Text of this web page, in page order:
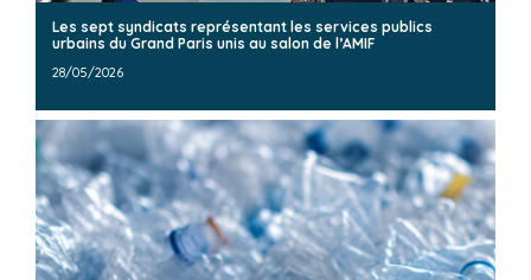
Les sept syndicats représentant les services publics
urbains du Grand Paris unis au salon de l’AMIF
28/05/2026